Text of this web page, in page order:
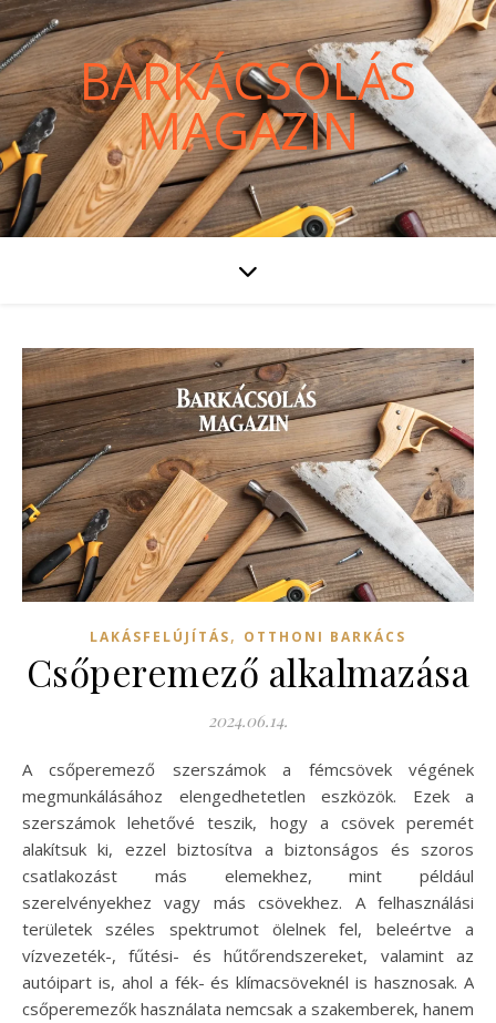
BARKÁCSOLÁS
MAGAZIN
LAKÁSFELÚJÍTÁS, OTTHONI BARKÁCS
Csőperemező alkalmazása
2024.06.14.
A csőperemező szerszámok a fémcsövek végének
megmunkálásához elengedhetetlen eszközök. Ezek a
szerszámok lehetővé teszik, hogy a csövek peremét
alakítsuk ki, ezzel biztosítva a biztonságos és szoros
csatlakozást más elemekhez, mint például
szerelvényekhez vagy más csövekhez. A felhasználási
területek széles spektrumot ölelnek fel, beleértve a
vízvezeték-, fűtési- és hűtőrendszereket, valamint az
autóipart is, ahol a fék- és klímacsöveknél is hasznosak. A
csőperemezők használata nemcsak a szakemberek, hanem